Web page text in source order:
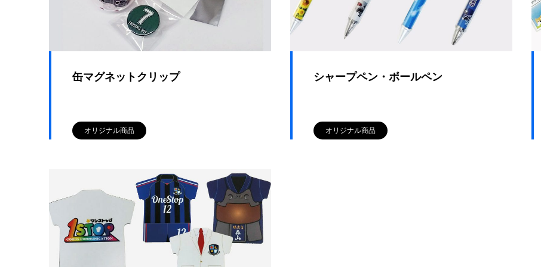
缶マグネットクリップ
オリジナル商品
シャープペン・ボールペン
オリジナル商品